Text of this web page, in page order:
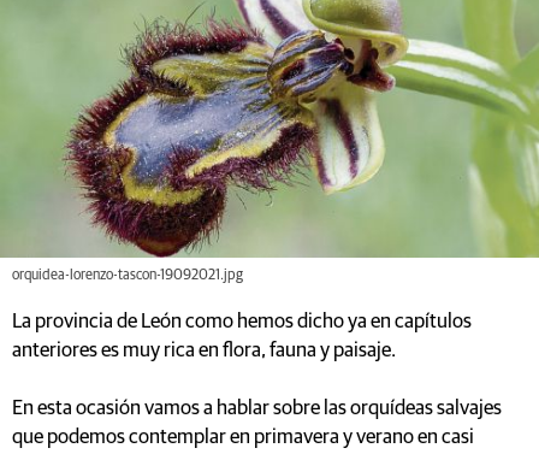
orquidea-lorenzo-tascon-19092021.jpg
La provincia de León como hemos dicho ya en capítulos
anteriores es muy rica en flora, fauna y paisaje.
En esta ocasión vamos a hablar sobre las orquídeas salvajes
que podemos contemplar en primavera y verano en casi